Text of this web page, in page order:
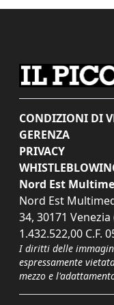
CONDIZIONI DI
GERENZA
PRIVACY
Nord Est
Nord Est
34, 30171 Venezia
1.432.522,00 C.F.
I diritti delle
espressamente
mezzo e